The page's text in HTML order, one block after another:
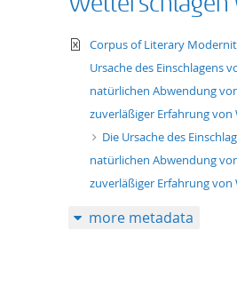
text/xml
Corpus of Literary
Ursache des Einschlagens
natürlichen Abwendung
zuverläßiger Erfahrung
Die Ursache des
natürlichen Abwendung
zuverläßiger Erfahrung
more metadata